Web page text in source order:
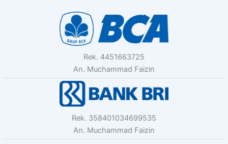
Rek. 4451663725
An. Muchammad Faizin
Rek. 358401034699535
An. Muchammad Faizin